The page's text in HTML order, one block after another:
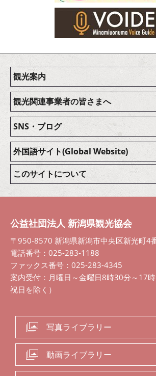
観光案内
観光関連事業者の皆さまへ
SNS・ブログ
外国語サイト(Global Website)
このサイトについて
公益社団法人 新潟県観光協会
〒950-8570 新潟県新潟市中央区新光町4
電話番号：025-283-1188
ファックス番号：025-283-4345
案内受付：月曜日～金曜日8時30分～17
祝日を除く）
写真ライブラリー
動画ライブラリー